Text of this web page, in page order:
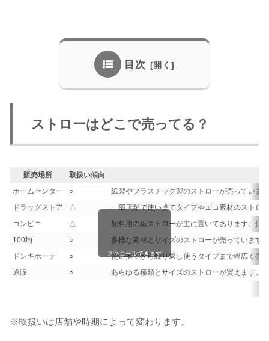
目次
ストローはどこで売ってる？
販売場所 取扱い傾向
ホームセンター
○
紙製やプラスチック製のストローが売っていま
ドラッグストア
△
一部店舗で使い捨てタイプやエコ素材のストロ
コンビニ
△
飲料用の紙ストローが主に置いてあります。個
100均
○
多様な素材とサイズのストローが売っています
ドンキホーテ
○
使い捨てから繰り返し使うタイプまで幅広く売
通販
○ あらゆる種類とサイズのストローが買えます。
スクロールできます
※取扱いは店舗や時期によって変わります。